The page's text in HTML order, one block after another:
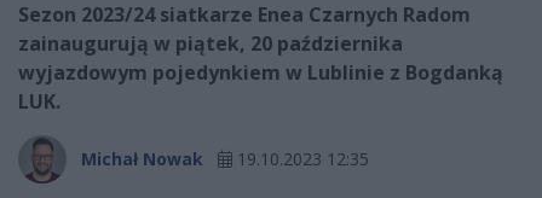
Sezon 2023/24 siatkarze Enea Czarnych Radom
zainaugurują w piątek, 20 października
wyjazdowym pojedynkiem w Lublinie z Bogdanką
LUK.
Michał Nowak 19.10.2023 12:35